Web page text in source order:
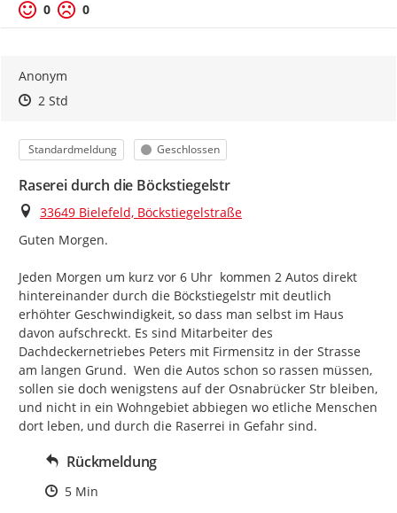
0 0
Anonym
Zeitpunkt des Erstellens
Zeitpunkt des Erstellens
2 StdZur Äußerung
Kategorie
Standardmeldung Status
Geschlossen
Raserei durch die Böckstiegelstr
Ort
33649 Bielefeld, Böckstiegelstraße
Guten Morgen.
Jeden Morgen um kurz vor 6 Uhr  kommen 2 Autos direkt
hintereinander durch die Böckstiegelstr mit deutlich
erhöhter Geschwindigkeit, so dass man selbst im Haus
davon aufschreckt. Es sind Mitarbeiter des
Dachdeckernetriebes Peters mit Firmensitz in der Strasse
am langen Grund.  Wen die Autos schon so rassen müssen,
sollen sie doch wenigstens auf der Osnabrücker Str bleiben,
und nicht in ein Wohngebiet abbiegen wo etliche Menschen
dort leben, und durch die Raserrei in Gefahr sind.
Rückmeldung
Zeitpunkt des Erstellens
5 Min